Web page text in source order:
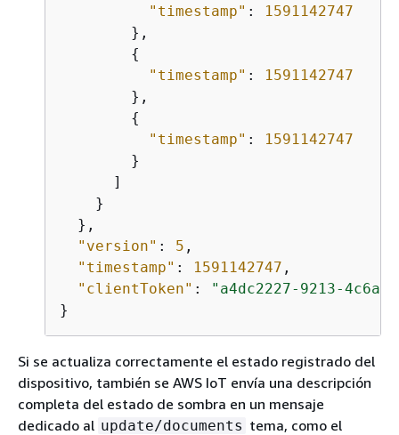
"timestamp" :
1591142747
        },
{
"timestamp" :
1591142747
        },
{
"timestamp" :
1591142747
        }
      ]
    }
  },
"version" : 5 ,
"timestamp" : 1591142747 ,
"clientToken" :
"a4dc2227-9213-4c6a-
}
Si se actualiza correctamente el estado registrado del
dispositivo, también se AWS IoT envía una descripción
completa del estado de sombra en un mensaje
dedicado al update/documents tema, como el